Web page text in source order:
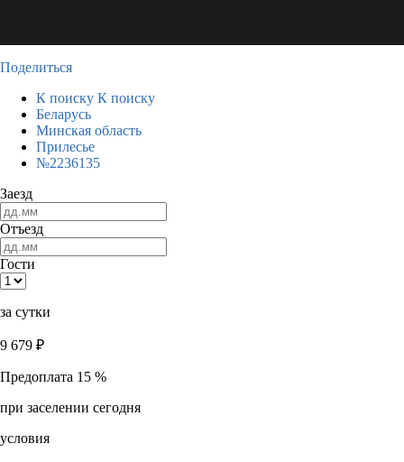
Поделиться
К поиску К поиску
Беларусь
Минская область
Прилесье
№2236135
Заезд
Отъезд
Гости
за сутки
9 679 ₽
Предоплата 15 %
при заселении сегодня
условия